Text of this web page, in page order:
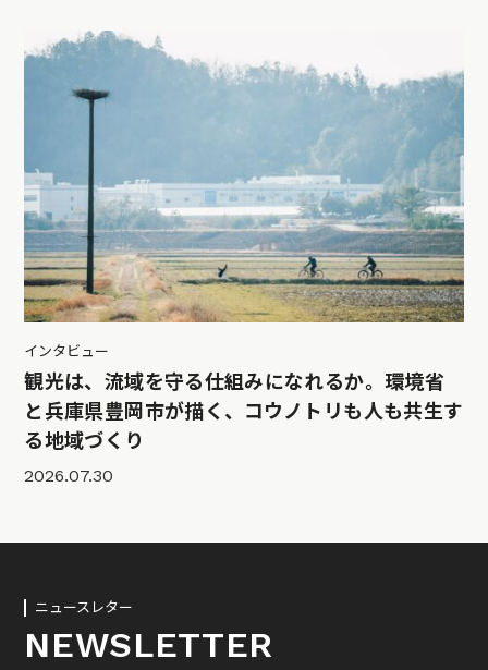
インタビュー
観光は、流域を守る仕組みになれるか。環境省
と兵庫県豊岡市が描く、コウノトリも人も共生す
る地域づくり
2026.07.30
ニュースレター
NEWSLETTER